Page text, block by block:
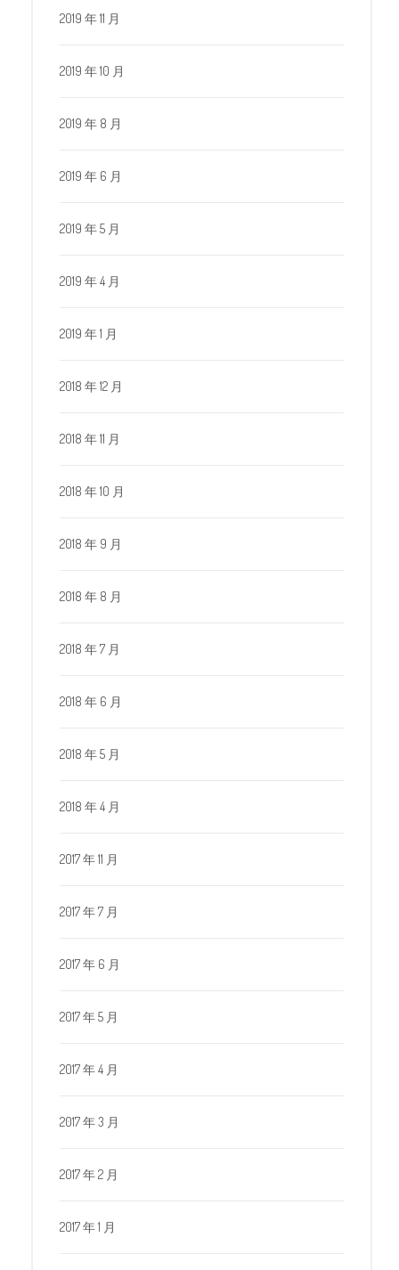
2019 年 11 月
2019 年 10 月
2019 年 8 月
2019 年 6 月
2019 年 5 月
2019 年 4 月
2019 年 1 月
2018 年 12 月
2018 年 11 月
2018 年 10 月
2018 年 9 月
2018 年 8 月
2018 年 7 月
2018 年 6 月
2018 年 5 月
2018 年 4 月
2017 年 11 月
2017 年 7 月
2017 年 6 月
2017 年 5 月
2017 年 4 月
2017 年 3 月
2017 年 2 月
2017 年 1 月